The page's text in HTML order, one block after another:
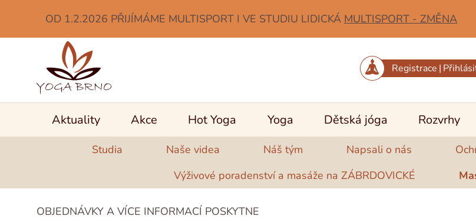
OD 1.2.2026 PŘIJÍMÁME MULTISPORT I VE STUDIU LIDICKÁ MULTISPORT - ZMĚNA
Registrace |
Aktuality Akce Hot Yoga Yoga Dětská jóga Rozvrhy
Studia Naše videa Náš tým Napsali o nás
Výživové poradenství a masáže na ZÁBRDOVICKÉ
OBJEDNÁVKY A VÍCE INFORMACÍ POSKYTNE